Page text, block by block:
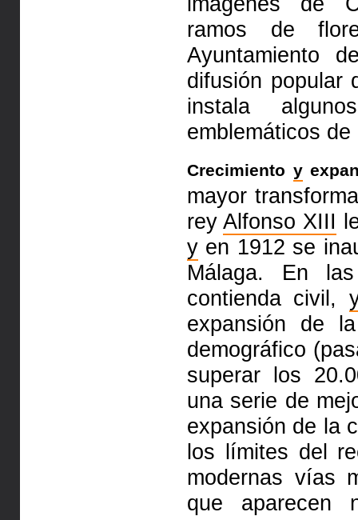
ramos de
Ayuntamiento
difusión popular
instala
emblemáticos
Crecimiento y
mayor
rey Alfonso XIII
y en 1912 se
Málaga. En
contienda civil,
expansión de
demográfico
superar los
una serie de
expansión de la
los límites del
modernas vías
que aparecen